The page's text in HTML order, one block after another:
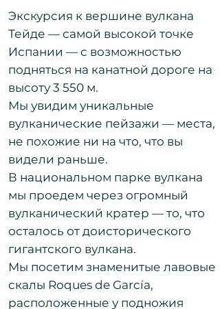
Экскурсия к вершине вулкана
Тейде — самой высокой точке
Испании — с возможностью
подняться на канатной дороге на
высоту 3 550 м.
Мы увидим уникальные
вулканические пейзажи — места,
не похожие ни на что, что вы
видели раньше.
В национальном парке вулкана
мы проедем через огромный
вулканический кратер — то, что
осталось от доисторического
гигантского вулкана.
Мы посетим знаменитые лавовые
скалы Roques de García,
расположенные у подножия